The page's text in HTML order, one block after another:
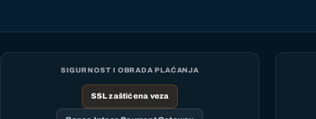
SIGURNOST I OBRADA PLAĆANJA
SSL zaštićena veza